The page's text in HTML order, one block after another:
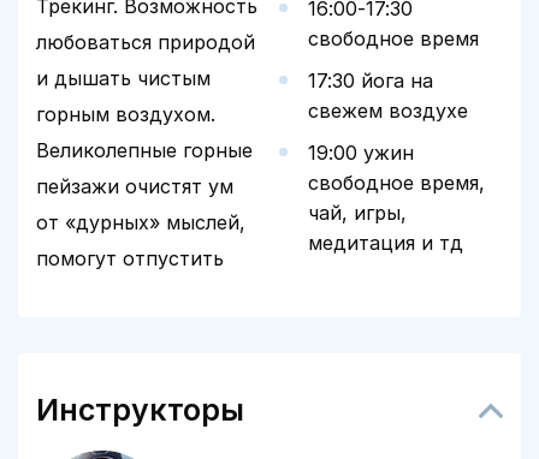
Трекинг. Возможность
любоваться природой
и дышать чистым
горным воздухом.
Великолепные горные
пейзажи очистят ум
от «дурных» мыслей,
помогут отпустить
16:00-17:30
свободное время
17:30 йога на
свежем воздухе
19:00 ужин
свободное время,
чай, игры,
медитация и тд
Инструкторы